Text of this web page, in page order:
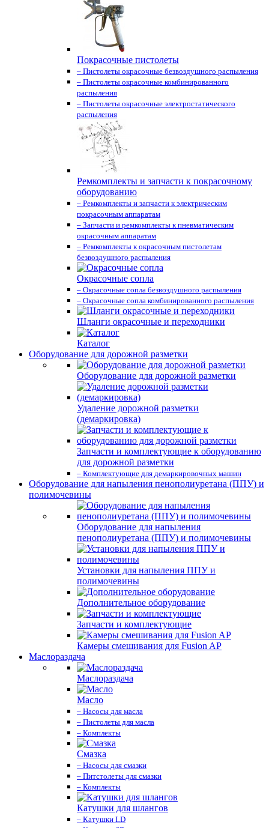
Покрасочные пистолеты
– Пистолеты окрасочные безвоздушного распыления
– Пистолеты окрасочные комбинированного
распыления
– Пистолеты окрасочные электростатического
распыления
Ремкомплекты и запчасти к покрасочному
оборудованию
– Ремкомплекты и запчасти к электрическим
покрасочным аппаратам
– Запчасти и ремкомплекты к пневматическим
окрасочным аппаратам
– Ремкомплекты к окрасочным пистолетам
безвоздушного распыления
Окрасочные сопла
– Окрасочные сопла безвоздушного распыления
– Окрасочные сопла комбинированного распыления
Шланги окрасочные и переходники
Каталог
Оборудование для дорожной разметки
Оборудование для дорожной разметки
Удаление дорожной разметки
(демаркировка)
Запчасти и комплектующие к оборудованию
для дорожной разметки
– Комплектующие для демаркировочных машин
Оборудование для напыления пенополиуретана (ППУ) и
полимочевины
Оборудование для напыления
пенополиуретана (ППУ) и полимочевины
Установки для напыления ППУ и
полимочевины
Дополнительное оборудование
Запчасти и комплектующие
Камеры смешивания для Fusion AP
Маслораздача
Маслораздача
Масло
– Насосы для масла
– Пистолеты для масла
– Комплекты
Смазка
– Насосы для смазки
– Питстолеты для смазки
– Комплекты
Катушки для шлангов
– Катушки LD